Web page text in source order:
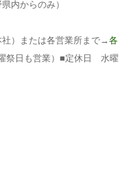
内からのみ）
）または各営業所まで→各
祭日も営業）■定休日 水曜